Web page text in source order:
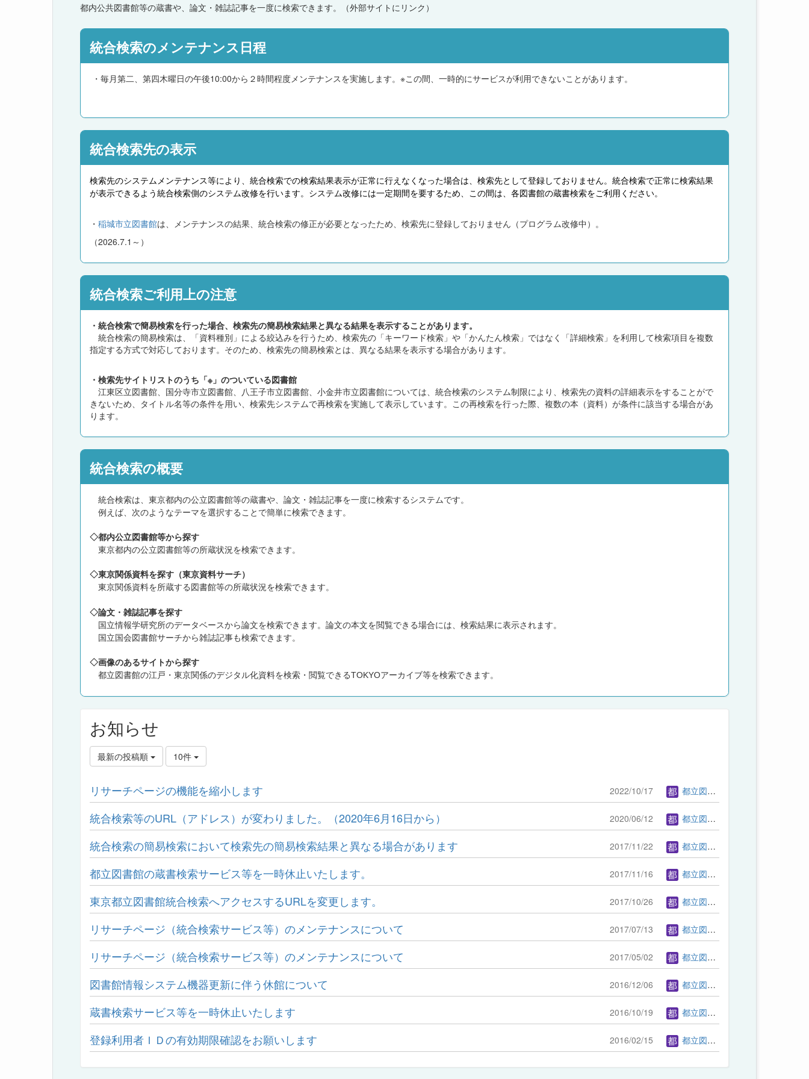
都内公共図書館等の蔵書や、論文・雑誌記事を一度に検索できます。（外部サイトにリンク）
統合検索のメンテナンス日程
・毎月第二、第四木曜日の午後10:00から２時間程度メンテナンスを実施します。※この間、一時的にサービスが利用できないことがあります。
統合検索先の表示
検索先のシステムメンテナンス等により、統合検索での検索結果表示が正常に行えなくなった場合は、検索先として登録しておりません。統合検索で正常に検索結果
が表示できるよう統合検索側のシステム改修を行います。システム改修には一定期間を要するため、この間は、各図書館の蔵書検索をご利用ください。
・ 稲城市立図書館は、メンテナンスの結果、統合検索の修正が必要となったため、検索先に登録しておりません（プログラム改修中）。
（2026.7.1～）
統合検索ご利用上の注意
・統合検索で簡易検索を行った場合、検索先の簡易検索結果と異なる結果を表示することがあります。
統合検索の簡易検索は、「資料種別」による絞込みを行うため、検索先の「キーワード検索」や「かんたん検索」ではなく「詳細検索」を利用して検索項目を複数
指定する方式で対応しております。そのため、検索先の簡易検索とは、異なる結果を表示する場合があります。
・検索先サイトリストのうち「※」のついている図書館
江東区立図書館、国分寺市立図書館、八王子市立図書館、小金井市立図書館については、統合検索のシステム制限により、検索先の資料の詳細表示をすることがで
きないため、タイトル名等の条件を用い、検索先システムで再検索を実施して表示しています。この再検索を行った際、複数の本（資料）が条件に該当する場合があ
ります。
統合検索の概要
統合検索は、東京都内の公立図書館等の蔵書や、論文・雑誌記事を一度に検索するシステムです。
例えば、次のようなテーマを選択することで簡単に検索できます。
◇都内公立図書館等から探す
東京都内の公立図書館等の所蔵状況を検索できます。
◇東京関係資料を探す（東京資料サーチ）
東京関係資料を所蔵する図書館等の所蔵状況を検索できます。
◇論文・雑誌記事を探す
国立情報学研究所のデータベースから論文を検索できます。論文の本文を閲覧できる場合には、検索結果に表示されます。
国立国会図書館サーチから雑誌記事も検索できます。
◇画像のあるサイトから探す
都立図書館の江戸・東京関係のデジタル化資料を検索・閲覧できるTOKYOアーカイブ等を検索できます。
お知らせ
最新の投稿順 10件
リサーチページの機能を縮小します 2022/10/17 都立図書館管理者
統合検索等のURL（アドレス）が変わりました。（2020年6月16日から） 2020/06/12 都立図書館管理者
統合検索の簡易検索において検索先の簡易検索結果と異なる場合があります 2017/11/22 都立図書館管理者
都立図書館の蔵書検索サービス等を一時休止いたします。 2017/11/16 都立図書館管理者
東京都立図書館統合検索へアクセスするURLを変更します。 2017/10/26 都立図書館管理者
リサーチページ（統合検索サービス等）のメンテナンスについて 2017/07/13 都立図書館管理者
リサーチページ（統合検索サービス等）のメンテナンスについて 2017/05/02 都立図書館管理者
図書館情報システム機器更新に伴う休館について 2016/12/06 都立図書館管理者
蔵書検索サービス等を一時休止いたします 2016/10/19 都立図書館管理者
登録利用者ＩＤの有効期限確認をお願いします 2016/02/15 都立図書館管理者